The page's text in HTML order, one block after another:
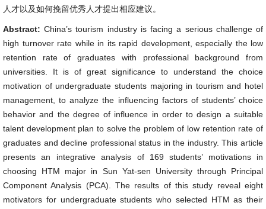
人才以及如何挽留优秀人才提出相应建议。
Abstract:China’s tourism industry is facing a serious challenge of
high turnover rate while in its rapid development, especially the low
retention rate of graduates with professional background from
universities. It is of great significance to understand the choice
motivation of undergraduate students majoring in tourism and hotel
management, to analyze the influencing factors of students’ choice
behavior and the degree of influence in order to design a suitable
talent development plan to solve the problem of low retention rate of
graduates and decline professional status in the industry. This article
presents an integrative analysis of 169 students’ motivations in
choosing HTM major in Sun Yat-sen University through Principal
Component Analysis (PCA). The results of this study reveal eight
motivators for undergraduate students who selected HTM as their